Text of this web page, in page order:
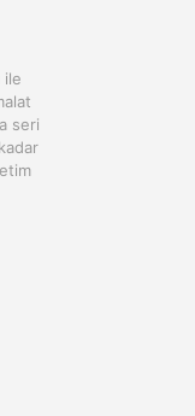
ile
seri